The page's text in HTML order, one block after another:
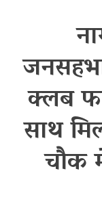
क्लब
साथ
चौक